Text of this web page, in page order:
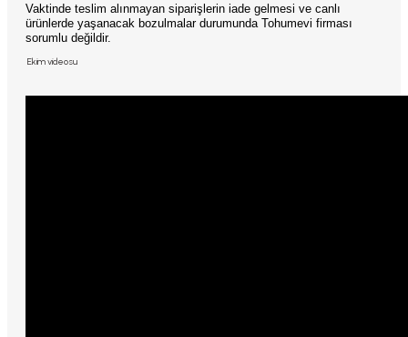
Vaktinde teslim alınmayan siparişlerin iade gelmesi ve canlı
ürünlerde yaşanacak bozulmalar durumunda Tohumevi firması
sorumlu değildir.
Ekim videosu